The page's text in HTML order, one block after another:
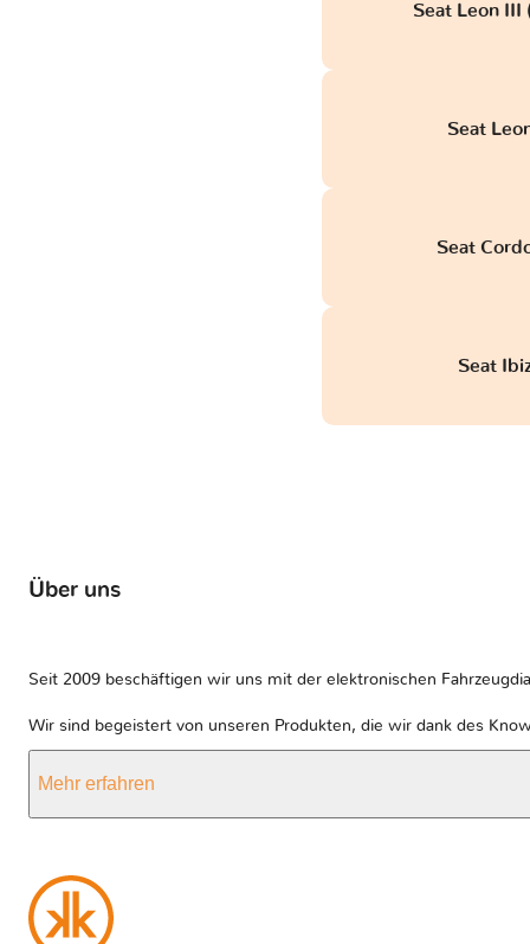
Seat Leon III
Seat
Seat
Seat
Über uns
Seit 2009 beschäftigen wir uns mit der elektronischen
Wir sind begeistert von unseren Produkten, die wir dank des
Mehr erfahren